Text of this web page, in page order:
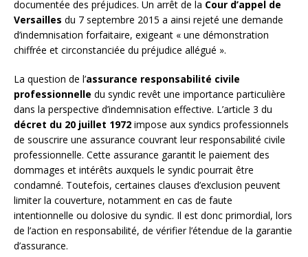
documentée des préjudices. Un arrêt de la Cour d’appel de
Versailles du 7 septembre 2015 a ainsi rejeté une demande
d’indemnisation forfaitaire, exigeant « une démonstration
chiffrée et circonstanciée du préjudice allégué ».
La question de l’assurance responsabilité civile
professionnelle du syndic revêt une importance particulière
dans la perspective d’indemnisation effective. L’article 3 du
décret du 20 juillet 1972 impose aux syndics professionnels
de souscrire une assurance couvrant leur responsabilité civile
professionnelle. Cette assurance garantit le paiement des
dommages et intérêts auxquels le syndic pourrait être
condamné. Toutefois, certaines clauses d’exclusion peuvent
limiter la couverture, notamment en cas de faute
intentionnelle ou dolosive du syndic. Il est donc primordial, lors
de l’action en responsabilité, de vérifier l’étendue de la garantie
d’assurance.